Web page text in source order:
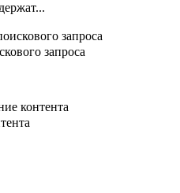
запроса
запроса
контента